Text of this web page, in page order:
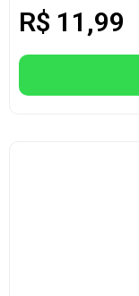
R$ 11,99